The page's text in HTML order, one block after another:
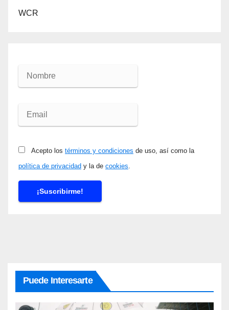
WCR
Acepto los términos y condiciones de uso, así como la
política de privacidad y la de cookies
Puede Interesarte